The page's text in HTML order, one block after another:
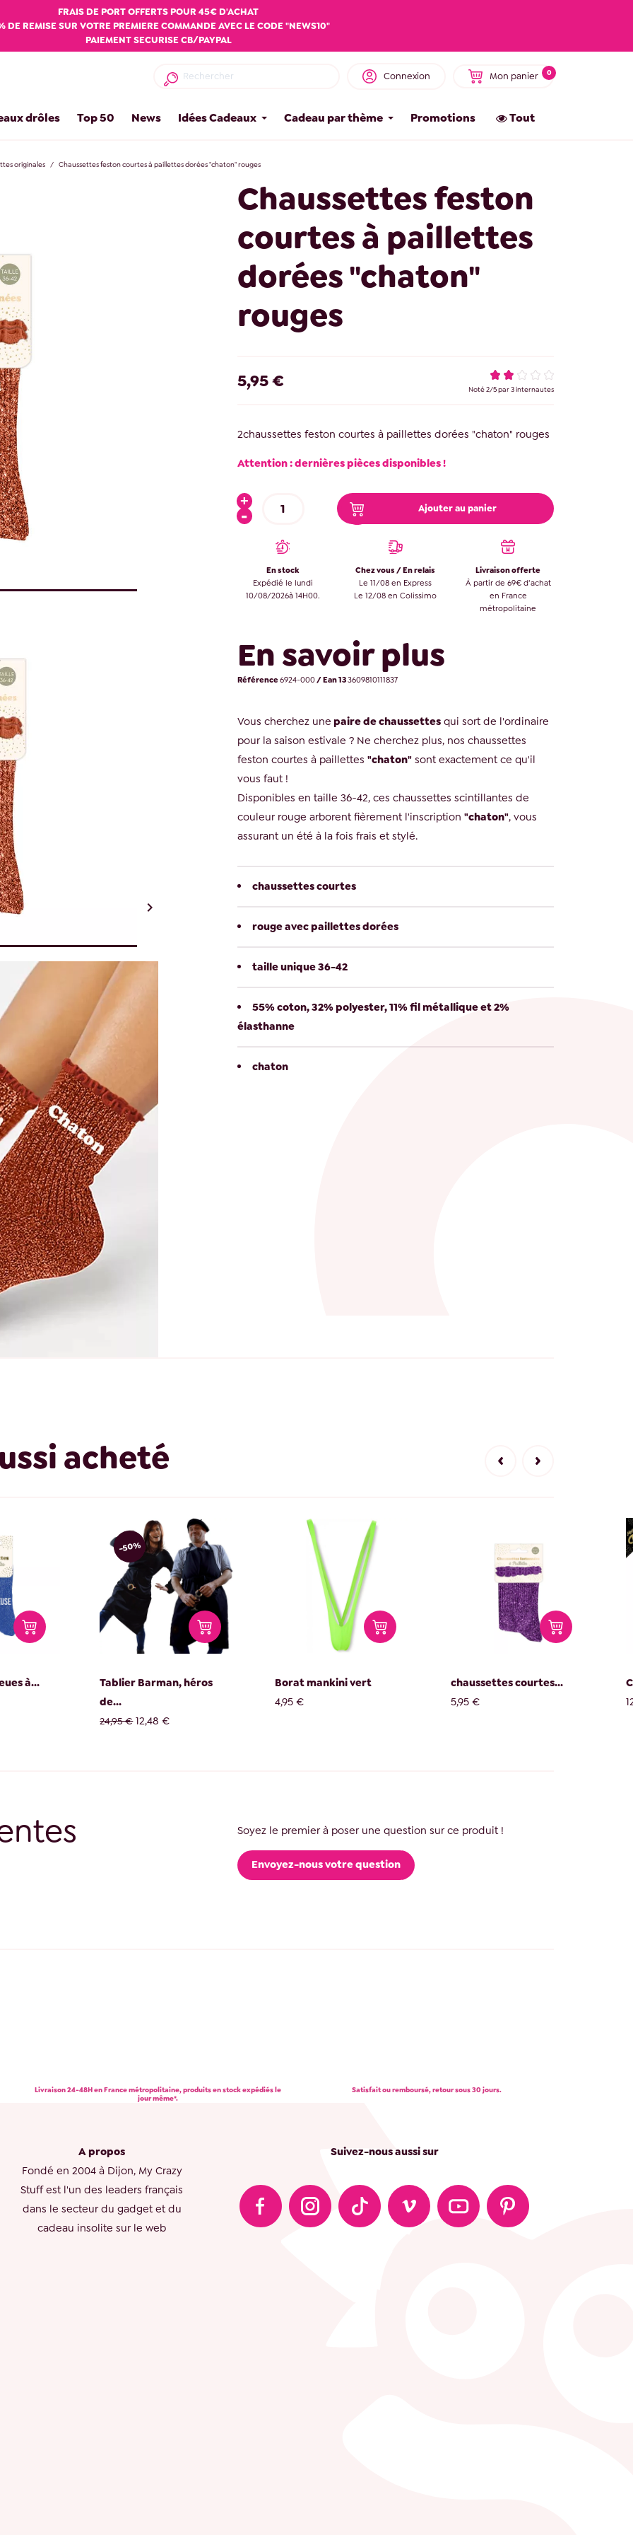
FRAIS DE PORT OFFERTS POUR 45€ D'ACHAT
DE REMISE SUR VOTRE PREMIERE COMMANDE AVEC LE CODE "NEWS10"
PAIEMENT SECURISE CB/PAYPAL
Connexion Mon panier 0
Tout
Promotions
Cadeau par thème
Idées Cadeaux
News
Top 50
drôles
originales Chaussettes feston courtes à paillettes dorées "chaton" rouges

Chaussettes feston
courtes à paillettes
dorées "chaton"
rouges
5,95 € Noté2/5par3internautes
2chaussettes feston courtes à paillettes dorées "chaton" rouges
Attention : dernières pièces disponibles !
Ajouter au panier
En stock
Expédié le lundi
10/08/2026à 14H00.
Chez vous / En relais
Le 11/08 en Express
Le 12/08 en Colissimo
Livraison offerte
À partir de 69€ d’achat
en France
métropolitaine
En savoir plus
Référence6924-000/ Ean 133609810111837
Vous cherchez une paire de chaussettesqui sort de l'ordinaire
pour la saison estivale ? Ne cherchez plus, nos chaussettes
feston courtes à paillettes "chaton"sont exactement ce qu'il
vous faut !
Disponibles en taille 36-42, ces chaussettes scintillantes de
couleur rouge arborent fièrement l'inscription "chaton", vous
assurant un été à la fois frais et stylé.
chaussettes courtes
rouge avec paillettes dorées
taille unique 36-42
55% coton, 32% polyester, 11% fil métallique et 2%
élasthanne
chaton
acheté
à...
-50%
Tablier Barman, héros
de...
24,95 € 12,48 €
Borat mankini vert
4,95 €
chaussettes courtes...
5,95 €
Soyez le premier à poser une question sur ce produit !
Envoyez-nous votre question
Livraison 24-48H en France métropolitaine, produits en stock expédiés le
jour même*.
Satisfait ou remboursé, retour sous 30 jours.
A propos
Fondé en 2004 à Dijon, My Crazy
Stuff est l'un des leaders français
dans le secteur du gadget et du
cadeau insolite sur le web
Suivez-nous aussi sur